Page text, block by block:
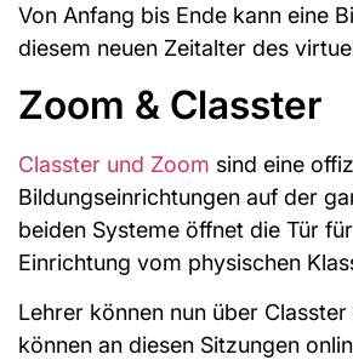
Von Anfang bis Ende kann eine
diesem neuen Zeitalter des
Zoom & Classter
Classter und Zoom sind eine
Bildungseinrichtungen auf der
beiden Systeme öffnet die Tür
Einrichtung vom physischen
Lehrer können nun über
können an diesen Sitzungen